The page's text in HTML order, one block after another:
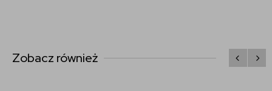
Zobacz również